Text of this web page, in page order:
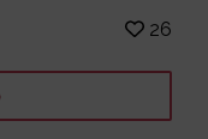
26